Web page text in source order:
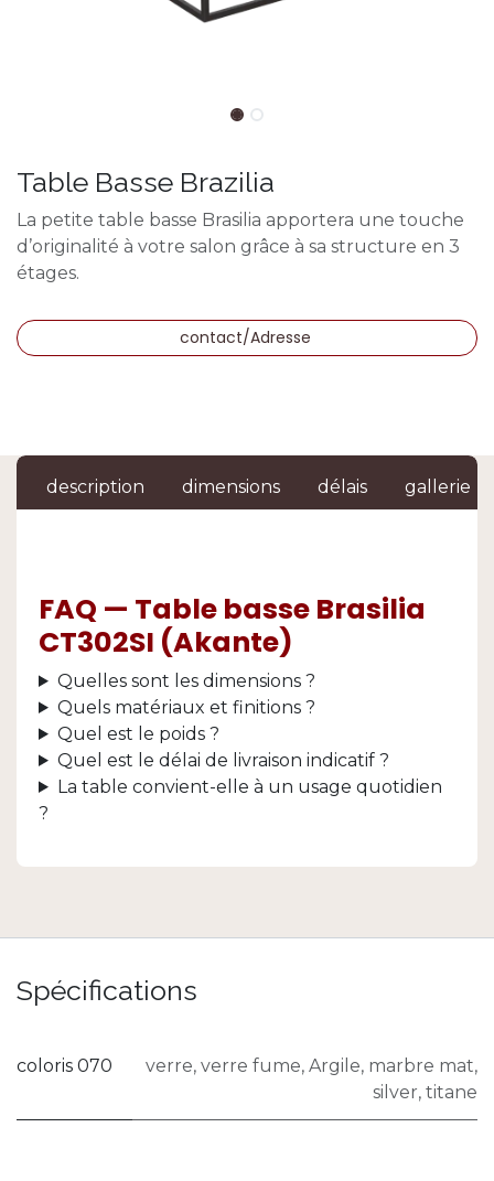
Table Basse Brazilia
La petite table basse Brasilia apportera une touche
d’originalité à votre salon grâce à sa structure en 3
étages.
contact/Adresse
description dimensions délais gallerie
FAQ — Table basse Brasilia
CT302SI (Akante)
Quelles sont les dimensions ?
Quels matériaux et finitions ?
Quel est le poids ?
Quel est le délai de livraison indicatif ?
La table convient-elle à un usage quotidien
?
Spécifications
coloris 070 verre, verre fume, Argile, marbre mat,
silver, titane